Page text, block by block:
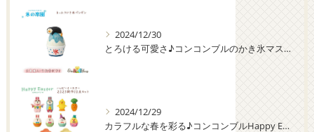
2024/12/30
とろける可愛さ♪コンコンブルのかき氷マスコット大集合！
2024/12/29
カラフルな春を彩る♪コンコンブルHappy Easter 新作10点セット